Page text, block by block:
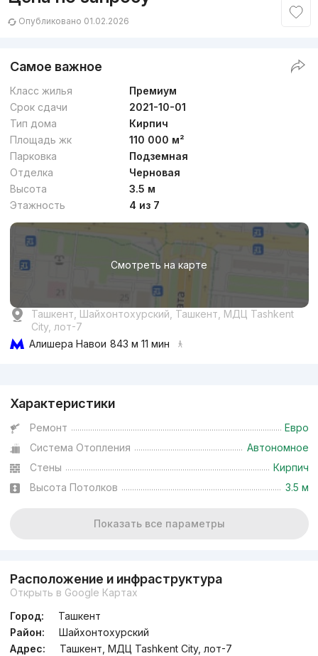
Опубликовано 01.02.2026
Самое важное
Класс жилья
Премиум
Срок сдачи
2021-10-01
Тип дома
Кирпич
Площадь жк
110 000 м²
Парковка
Подземная
Отделка
Черновая
Высота
3.5 м
Этажность
4 из 7
Смотреть на карте
Ташкент, Шайхонтохурский, Ташкент, МДЦ Tashkent
City, лот-7
Алишера Навои 843 м 11 мин
Характеристики
Ремонт
Евро
Система Отопления
Автономное
Стены
Кирпич
Высота Потолков
3.5 м
Показать все параметры
Расположение и инфраструктура
Открыть в Google Картах
Город:
Ташкент
Район:
Шайхонтохурский
Адрес:
Ташкент, МДЦ Tashkent City, лот-7